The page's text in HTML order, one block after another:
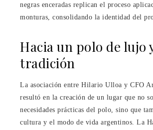
negras enceradas replican el proceso
monturas, consolidando la identidad del
Hacia un polo de lujo
tradición
La asociación entre Hilario Ulloa y CFO
resultó en la creación de un lugar que no
necesidades prácticas del polo, sino que
cultura y el modo de vida argentinos. La